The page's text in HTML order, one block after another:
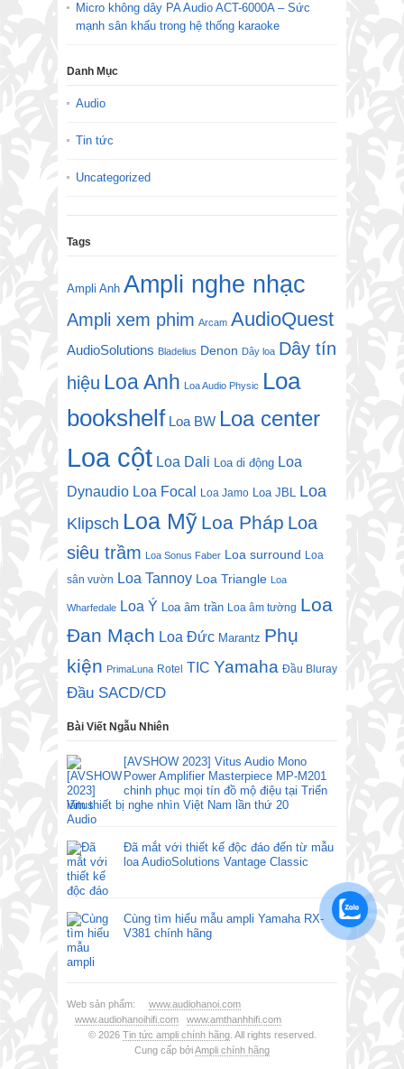
Micro không dây PA Audio ACT-6000A – Sức
mạnh sân khấu trong hệ thống karaoke
Danh Mục
Audio
Tin tức
Uncategorized
Tags
Ampli Anh Ampli nghe nhạc
Ampli xem phim Arcam AudioQuest
AudioSolutions Bladelius Denon Dây loa Dây tín
hiệu Loa Anh Loa Audio Physic Loa
bookshelf Loa BW Loa center
Loa cột Loa Dali Loa di động Loa
Dynaudio Loa Focal Loa Jamo Loa JBL Loa
Klipsch Loa Mỹ Loa Pháp Loa
siêu trầm
Loa Sonus Faber Loa surround Loa
sân vườn Loa Tannoy Loa Triangle Loa
Wharfedale Loa Ý Loa âm trần Loa âm tường Loa
Đan Mạch Loa Đức Marantz Phụ
kiện PrimaLuna Rotel TIC Yamaha Đầu Bluray
Đầu SACD/CD
Bài Viết Ngẫu Nhiên
[AVSHOW 2023] Vitus Audio Mono
Power Amplifier Masterpiece MP-M201
chinh phục mọi tín đồ mộ điệu tại Triển
lãm thiết bị nghe nhìn Việt Nam lần thứ 20
Đã mắt với thiết kế độc đáo đến từ mẫu
loa AudioSolutions Vantage Classic
Cùng tìm hiểu mẫu ampli Yamaha RX-
V381 chính hãng
Web sản phẩm: www.audiohanoi.com
www.audiohanoihifi.com
www.amthanhhifi.com
© 2026 Tin tức ampli chính hãng. All rights reserved.
Cung cấp bởiAmpli chính hãng